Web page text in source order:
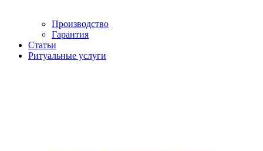
Производство
Гарантия
Статьи
Ритуальные услуги